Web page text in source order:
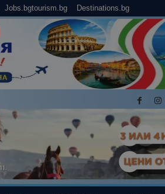
Jobs.bgtourism.bg Destinations.bg